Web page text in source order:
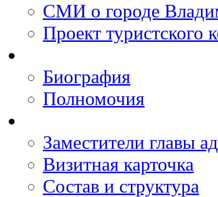
СМИ о городе
Проект туристского
Биография
Полномочия
Заместители главы
Визитная карточка
Состав и структура